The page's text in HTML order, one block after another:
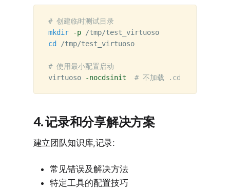
# 创建临时测试目录
mkdir
-p
/tmp/test_virtuoso
cd /tmp/test_virtuoso
# 使用最小配置启动
virtuoso
-nocdsinit # 不加载 .cdsinit
4. 记录和分享解决方案
建立团队知识库,记录:
常见错误及解决方法
特定工具的配置技巧